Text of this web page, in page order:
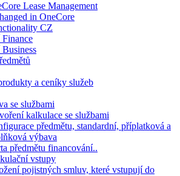
Lease Management
in OneCore
CZ
Finance
a ceníky služeb
se službami
kalkulace se službami
předmětu, standardní, příplatková a
výbava
předmětu financování..
vstupy
pojistných smluv, které vstupují do